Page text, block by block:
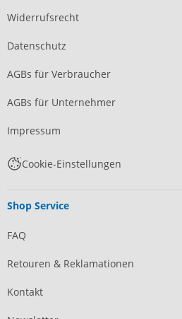
Widerrufsrecht
Datenschutz
AGBs für Verbraucher
AGBs für Unternehmer
Impressum
Cookie-Einstellungen
Shop Service
FAQ
Retouren & Reklamationen
Kontakt